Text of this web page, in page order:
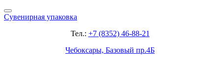
Сувенирная упаковка
Тел.: +7 (8352) 46-88-21
Чебоксары, Базовый пр.4Б